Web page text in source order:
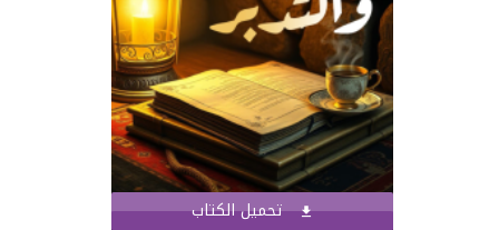
تحميل الكتاب